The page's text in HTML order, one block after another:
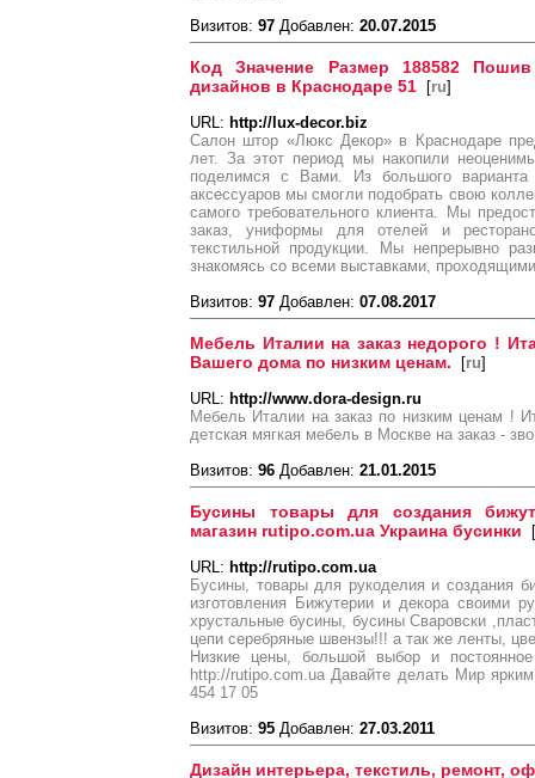
Визитов: 97 Добавлен: 20.07.2015
Код Значение Размер 188582
дизайнов в Краснодаре 51 [ru]
URL: http://lux-decor.biz
Салон штор «Люкс Декор» в Краснодаре
лет. За этот период мы накопили
поделимся с Вами. Из большого варианта
аксессуаров мы смогли подобрать свою
самого требовательного клиента. Мы
заказ, униформы для отелей и
текстильной продукции. Мы непрерывно
знакомясь со всеми выставками,
Визитов: 97 Добавлен: 07.08.2017
Мебель Италии на заказ недорого !
Вашего дома по низким ценам. [ru]
URL: http://www.dora-design.ru
Мебель Италии на заказ по низким ценам !
детская мягкая мебель в Москве на заказ -
Визитов: 96 Добавлен: 21.01.2015
Бусины товары для создания
магазин rutipo.com.ua Украина бусинки [
URL: http://rutipo.com.ua
Бусины, товары для рукоделия и создания
изготовления Бижутерии и декора своими
хрустальные бусины, бусины Сваровски
цепи серебряные швензы!!! а так же ленты,
Низкие цены, большой выбор и
http://rutipo.com.ua Давайте делать Мир
454 17 05
Визитов: 95 Добавлен: 27.03.2011
Дизайн интерьера, текстиль, ремонт,